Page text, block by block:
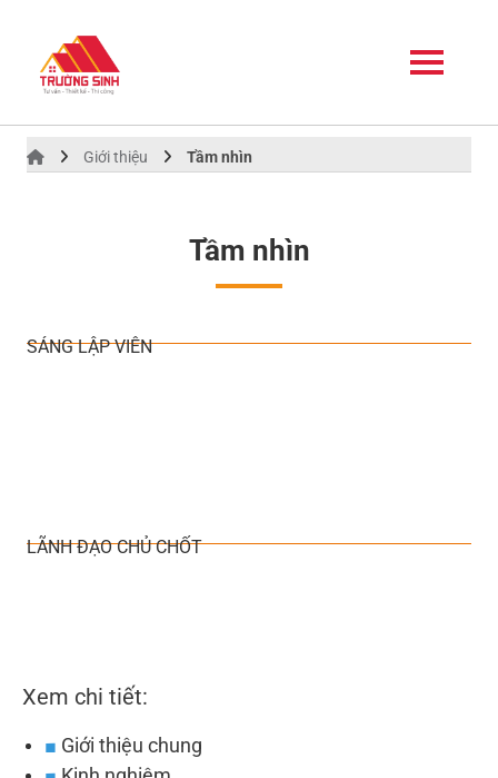
Giới thiệu Tầm nhìn
Tầm nhìn
SÁNG LẬP VIÊN
LÃNH ĐẠO CHỦ CHỐT
Xem chi tiết:
■ Giới thiệu chung